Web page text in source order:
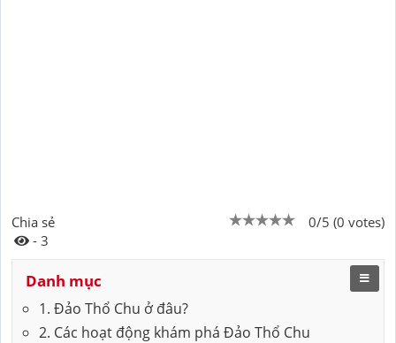
0/5 (0 votes)
Chia sẻ
- 3
Danh mục
1. Đảo Thổ Chu ở đâu?
2. Các hoạt động khám phá Đảo Thổ Chu